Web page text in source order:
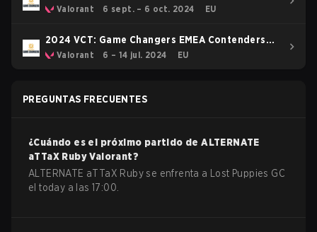
Changers EMEA Stage 3
Valorant 6 sept. – 6 oct. 2024 EU
2024 VCT: Game Changers EMEA Contenders
Series 2
Valorant 6 – 14 jul. 2024 EU
PREGUNTAS FRECUENTES
¿Cuándo es el próximo partido deALTERNATE
aTTaX Ruby Valorant?
ALTERNATE aTTaX Ruby se enfrenta a Lost Puppies GC
el today a las 17:00.